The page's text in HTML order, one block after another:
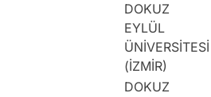
DOKUZ
EYLÜL
ÜNİVERSİTESİ
(İZMİR)
DOKUZ